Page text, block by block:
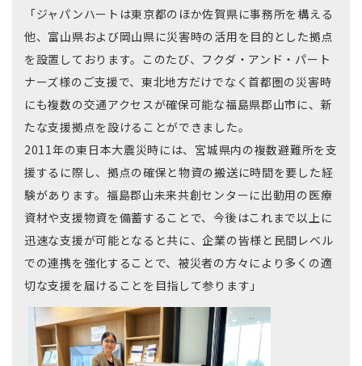
「ジャパンハートは東京都のほか佐賀県に事務所を構える
他、富山県および岡山県に災害時の活用を目的とした拠点
を設置しております。このたび、フクダ・アンド・パート
ナーズ様のご支援で、東北地方だけでなく首都圏の災害時
にも複数の交通アクセスが確保可能な福島県郡山市に、新
たな支援拠点を設けることができました。
2011年の東日本大震災時には、宮城県内の複数避難所を支
援するに際し、拠点の確保と物資の搬送に時間を要した経
験があります。福島郡山未来共創センターに出動用の医療
資材や支援物資を備蓄することで、今後はこれまで以上に
迅速な支援が可能となると共に、企業の皆様と民間レベル
での連携を強化することで、被災者の方々により多くの適
切な支援を届けることを目指して参ります」